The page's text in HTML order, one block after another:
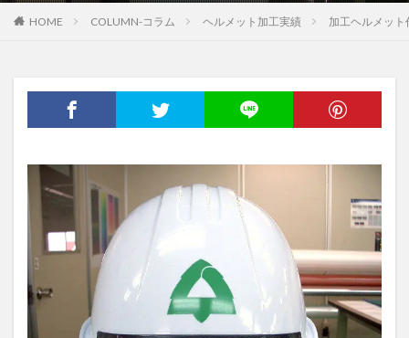
HOME COLUMN-コラム ヘルメット加工実績 加工ヘルメッ